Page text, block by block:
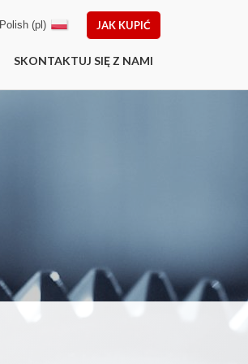
JAK KUPIĆ
Polish (pl)
SKONTAKTUJ SIĘ Z NAMI